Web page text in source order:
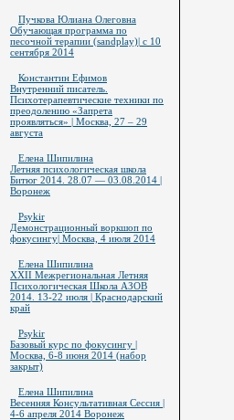
Пучкова Юлиана Олеговна
Обучающая программа по
песочной терапии (sandplay)| с 10
сентября 2014
Константин Ефимов
Внутренний писатель.
Психотерапевтические техники по
преодолению «Запрета
проявляться» | Москва, 27 – 29
августа
Елена Шипилина
Летняя психологическая школа
Битюг 2014. 28.07 — 03.08.2014 |
Воронеж
Psykir
Демонстрационный воркшоп по
фокусингу| Москва, 4 июля 2014
Елена Шипилина
XXII Межрегиональная Летняя
Психологическая Школа АЗОВ
2014. 13-22 июля | Краснодарский
край
Psykir
Базовый курс по фокусингу |
Москва, 6-8 июня 2014 (набор
закрыт)
Елена Шипилина
Весенняя Консультативная Сессия |
4-6 апреля 2014 Воронеж